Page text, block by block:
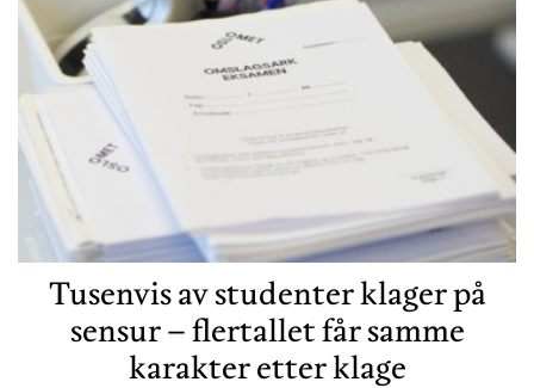
Tusenvis av studenter klager på
sensur – flertallet får samme
karakter etter klage